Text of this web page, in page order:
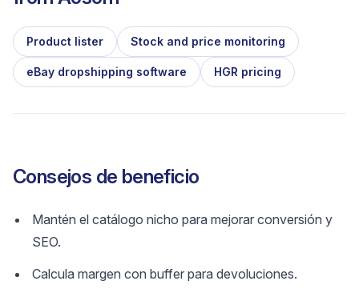
Product lister Stock and price monitoring
eBay dropshipping software HGR pricing
Consejos de beneficio
Mantén el catálogo nicho para mejorar conversión y
SEO.
Calcula margen con buffer para devoluciones.